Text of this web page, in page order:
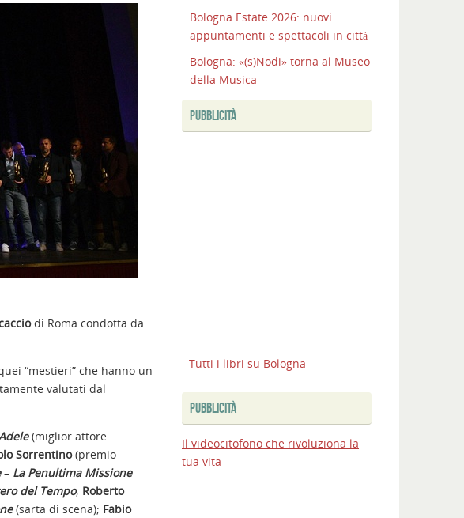
di Roma condotta da
“mestieri” che hanno un
valutati dal
(miglior attore
Sorrentino(premio
– La Penultima Missione
del Tempo; Roberto
(sarta di scena); Fabio
Bologna Estate 2026: nuovi
appuntamenti e spettacoli in città
Bologna: «(s)Nodi» torna al Museo
della Musica
PUBBLICITÀ
- Tutti i libri su Bologna
PUBBLICITÀ
Il videocitofono che rivoluziona la
tua vita